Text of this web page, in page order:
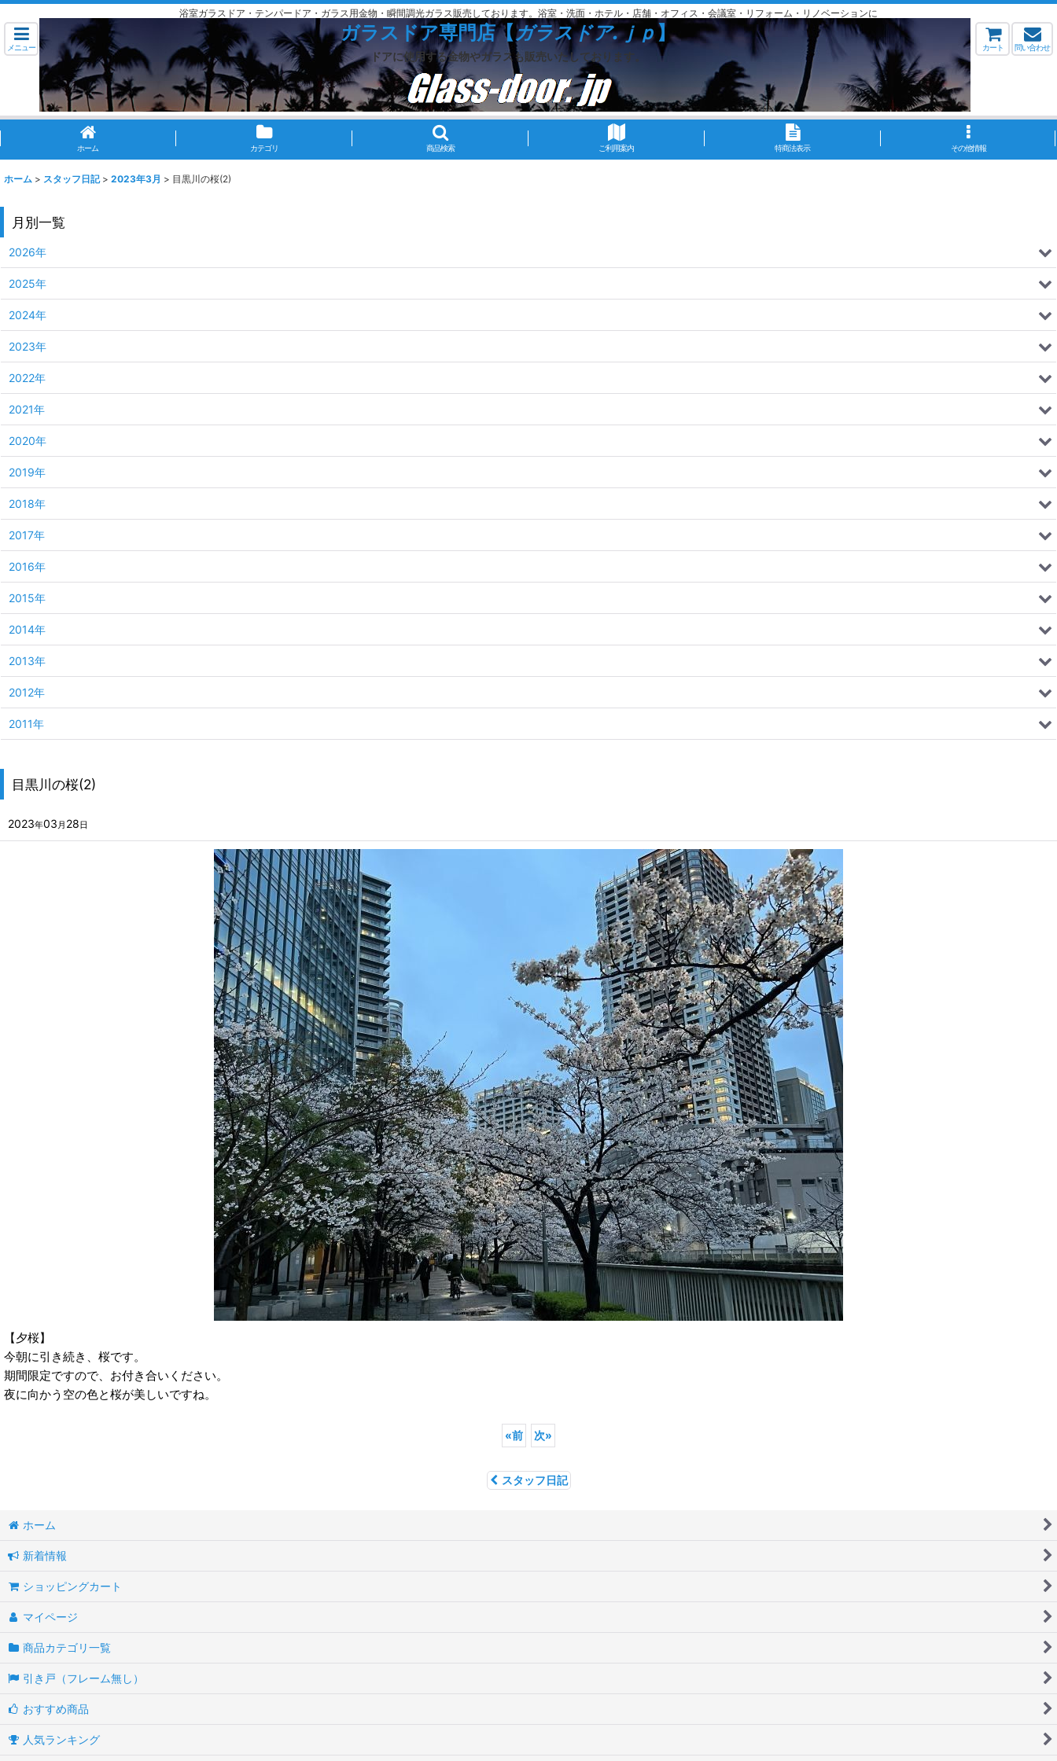
浴室ガラスドア・テンパードア・ガラス用金物・瞬間調光ガラス販売しております。浴室・洗面・ホテル・店舗・オフィス・会議室・リフォーム・リノベーションに
メニュー
ガラスドア専門店【ガラスドア.ｊｐ】
ドアに使用する金物やガラスも販売いたしております。
カート 問い合わせ
ホーム カテゴリ 商品検索 ご利用案内 特商法表示 その他情報
ホーム > スタッフ日記 > 2023年3月 > 目黒川の桜(2)
目黒川の桜(2)
2023年03 月 28日
【夕桜】
今朝に引き続き、桜です。
期間限定ですので、お付き合いください。
夜に向かう空の色と桜が美しいですね。
«前 次»
スタッフ日記
月別一覧
2026年
2025年
2024年
2023年
2022年
2021年
2020年
2019年
2018年
2017年
2016年
2015年
2014年
2013年
2012年
2011年
ホーム
新着情報
ショッピングカート
マイページ
商品カテゴリ一覧
引き戸（フレーム無し）
おすすめ商品
人気ランキング